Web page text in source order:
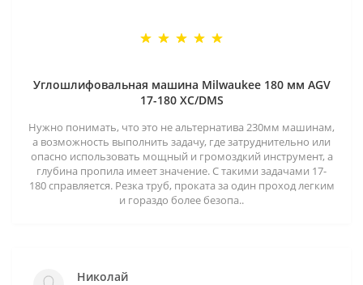
Углошлифовальная машина Milwaukee 180 мм AGV
17-180 XC/DMS
Нужно понимать, что это не альтернатива 230мм машинам,
а возможность выполнить задачу, где затруднительно или
опасно использовать мощный и громоздкий инструмент, а
глубина пропила имеет значение. С такими задачами 17-
180 справляется. Резка труб, проката за один проход легким
и гораздо более безопа..
Николай